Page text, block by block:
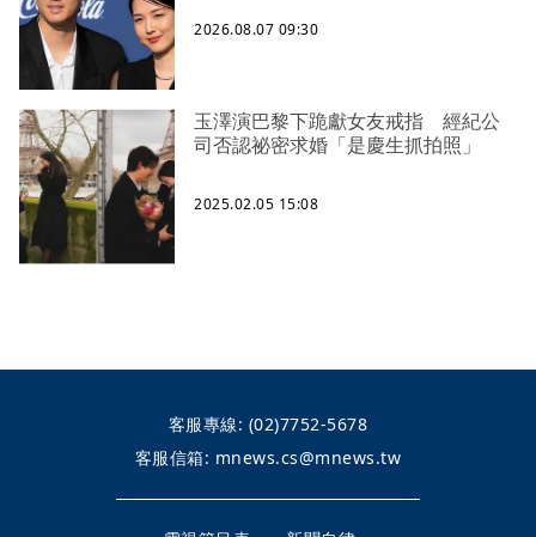
2026.08.07 09:30
玉澤演巴黎下跪獻女友戒指 經紀公
司否認祕密求婚「是慶生抓拍照」
2025.02.05 15:08
客服專線: (02)7752-5678
客服信箱: mnews.cs@mnews.tw